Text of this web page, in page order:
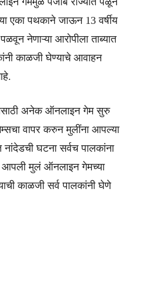
एका पथकाने जाऊन 13 वर्षीय
नेणाऱ्या आरोपीला ताब्यात
काळजी घेण्याचे आवाहन
अनेक ऑनलाइन गेम सुरु
वापर करुन मुलींना आपल्या
घटना सर्वच पालकांना
आपली मुलं ऑनलाइन गेमच्या
काळजी सर्व पालकांनी घेणे